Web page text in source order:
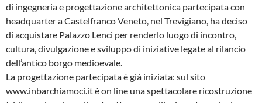
di ingegneria e progettazione architettonica partecipata con
headquarter a Castelfranco Veneto, nel Trevigiano, ha deciso
di acquistare Palazzo Lenci per renderlo luogo di incontro,
cultura, divulgazione e sviluppo di iniziative legate al rilancio
dell’antico borgo medioevale.
La progettazione partecipata è già iniziata: sul sito
www.inbarchiamoci.it è on line una spettacolare ricostruzione